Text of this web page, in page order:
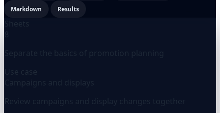
Markdown Results
Sheets
8
Separate the basics of promotion planning
Use case
Campaigns and displays
Review campaigns and display changes together